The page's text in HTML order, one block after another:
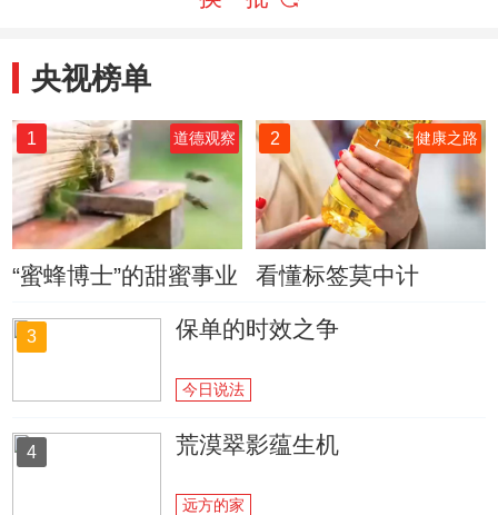
央视榜单
1 道德观察
“蜜蜂博士”的甜蜜事业
2 健康之路
看懂标签莫中计
3 保单的时效之争
今日说法
4 荒漠翠影蕴生机
远方的家